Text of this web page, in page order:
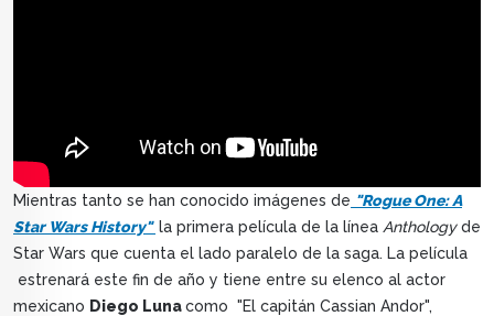
Mientras tanto se han conocido imágenes de "Rogue One: A
Star Wars History" la primera película de la línea Anthologyde
Star Wars que cuenta el lado paralelo de la saga. La película
estrenará este fin de año y tiene entre su elenco al actor
mexicano Diego Lunacomo "El capitán Cassian Andor",